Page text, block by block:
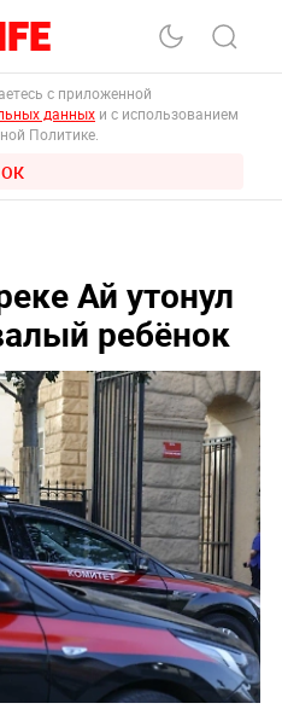
с приложенной
данных и с использованием
Политике.
ОК
Ай утонул
ребёнок